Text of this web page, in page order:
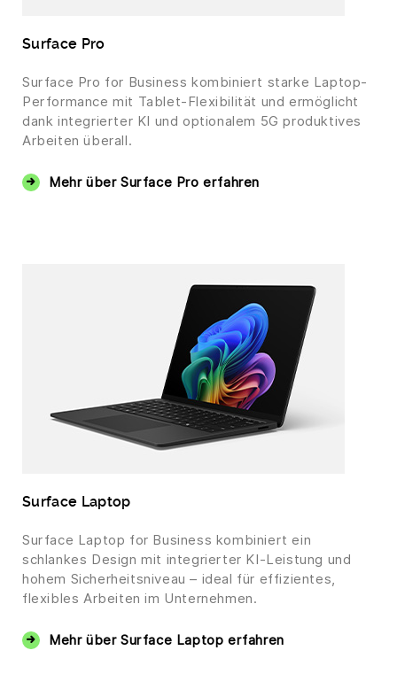
Surface Pro
Surface Pro for Business kombiniert starke Laptop-
Performance mit Tablet-Flexibilität und ermöglicht
dank integrierter KI und optionalem 5G produktives
Arbeiten überall.
Mehr über Surface Pro erfahren
Surface Laptop
Surface Laptop for Business kombiniert ein
schlankes Design mit integrierter KI-Leistung und
hohem Sicherheitsniveau – ideal für effizientes,
flexibles Arbeiten im Unternehmen.
Mehr über Surface Laptop erfahren